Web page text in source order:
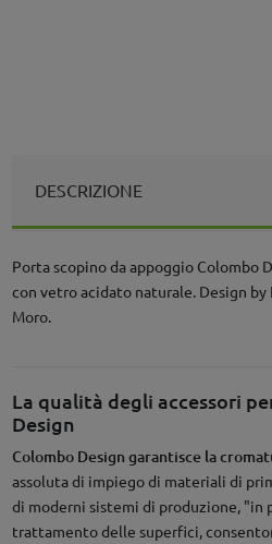
DESCRIZIONE
Porta scopino da appoggio Colombo
con vetro acidato naturale. Design by
Moro.
La qualità degli accessori
Design
Colombo Design garantisce la
assoluta di impiego di materiali di
di moderni sistemi di produzione, "in
trattamento delle superfici,